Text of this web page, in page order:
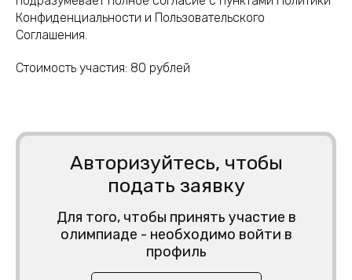
Конфиденциальности и Пользовательского
Соглашения.
Стоимость участия: 80 рублей
Авторизуйтесь, чтобы
подать заявку
Для того, чтобы принять участие в
олимпиаде - необходимо войти в
профиль